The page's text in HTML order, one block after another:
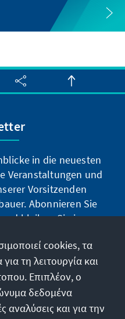
in die neuesten
Veranstaltungen und
Vorsitzenden
Abonnieren Sie
bleiben Sie immer
cookies, τα
τη λειτουργία και
Επιπλέον, ο
δεδομένα
αναλύσεις και για την